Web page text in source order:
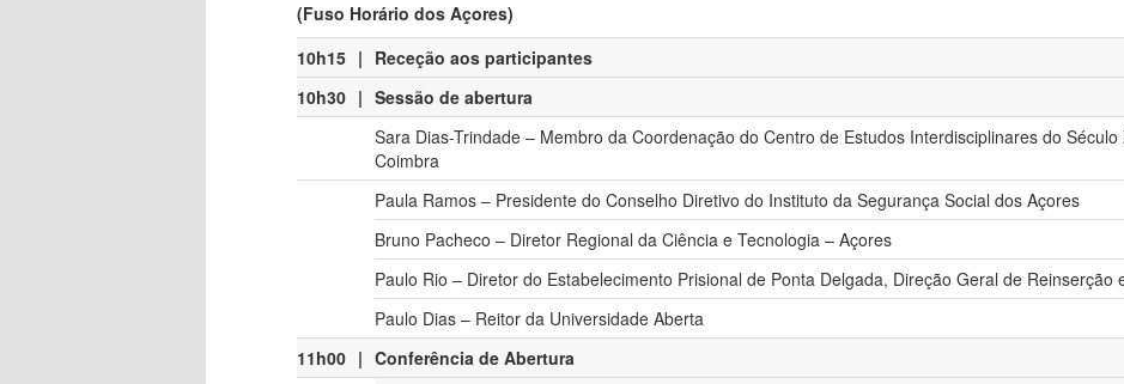
(Fuso Horário dos Açores)
10h15 | Receção aos participantes
10h30 | Sessão de abertura
Sara Dias-Trindade – Membro da Coordenação do Centro de Estudos Interdisciplinares do
Coimbra
Paula Ramos – Presidente do Conselho Diretivo do Instituto da Segurança Social dos Açores
Bruno Pacheco – Diretor Regional da Ciência e Tecnologia – Açores
Paulo Rio – Diretor do Estabelecimento Prisional de Ponta Delgada, Direção Geral de Reinserção
Paulo Dias – Reitor da Universidade Aberta
11h00 | Conferência de Abertura